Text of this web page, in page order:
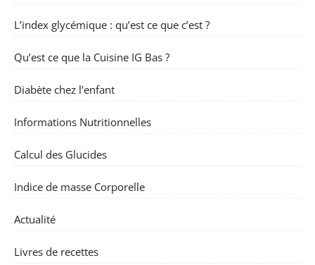
L’index glycémique : qu’est ce que c’est ?
Qu’est ce que la Cuisine IG Bas ?
Diabète chez l’enfant
Informations Nutritionnelles
Calcul des Glucides
Indice de masse Corporelle
Actualité
Livres de recettes